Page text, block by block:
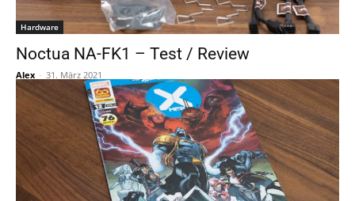
Hardware
Noctua NA-FK1 – Test / Review
Alex - 31. März 2021